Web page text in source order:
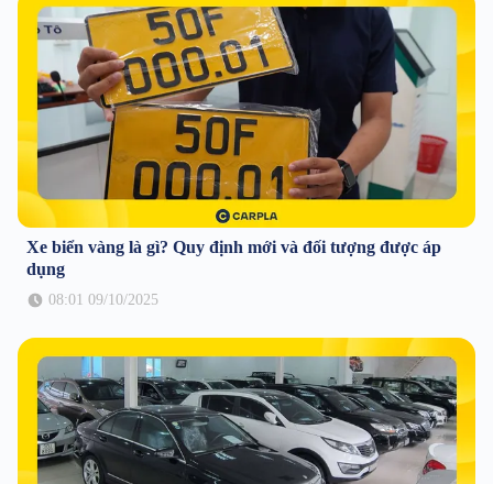
Xe biển vàng là gì? Quy định mới và đối tượng được áp
dụng
08:01 09/10/2025